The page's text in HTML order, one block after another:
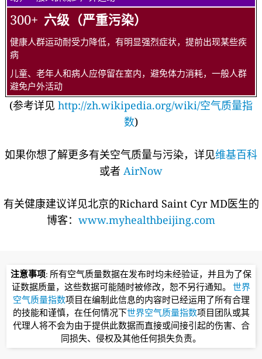
300+ 六级（严重污染）
健康人群运动耐受力降低，有明显强烈症状，提前出现某些疾
病
儿童、老年人和病人应停留在室内，避免体力消耗，一般人群
避免户外活动
(参考详见 http://zh.wikipedia.org/wiki/空气质量指
数)
如果你想了解更多有关空气质量与污染，详见维基百科
或者 AirNow
有关健康建议详见北京的Richard Saint Cyr MD医生的
博客： www.myhealthbeijing.com
注意事项: 所有空气质量数据在发布时均未经验证，并且为了保
证数据质量，这些数据可能随时被修改，恕不另行通知。 世界
空气质量指数项目在编制此信息的内容时已经运用了所有合理
的技能和谨慎，在任何情况下世界空气质量指数项目团队或其
代理人将不会为由于提供此数据而直接或间接引起的伤害、合
同损失、侵权及其他任何损失负责。